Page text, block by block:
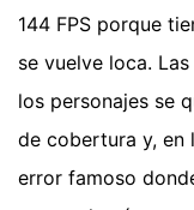
144 FPS porque
se vuelve loca.
los personajes se
de cobertura y, en
error famoso